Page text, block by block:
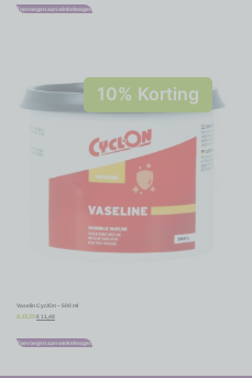
Toevoegen aan winkelwagen
10% Korting
Vaselin CyclOn – 500 ml
€ 12,75 € 11,48
Toevoegen aan winkelwagen